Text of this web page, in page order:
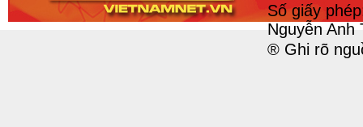
Số giấy
Nguyễn Anh
® Ghi rõ